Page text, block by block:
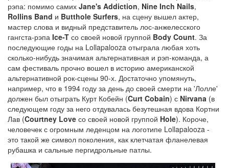
рэпа: помимо самих Jane's Addiction, Nine Inch Nails,
Rollins Band и Butthole Surfers, на сцену вышел актер,
мастер слова и видный представитель лос-анжелесского
гангста-рэпа Ice-T со своей новой группой Body Count. За
последующие годы на Lollapalooza отыграла любая хоть
сколько-нибудь значимая альтернативная и рэп-команда, а
сам фестиваль прочно вошел в историю американской
альтернативной рок-сцены 90-х. Достаточно упомянуть,
например, что в 1994 году за день до своей смерти на 'Лолле'
должен был отыграть Курт Кобейн (Curt Cobain) с Nirvana (в
следующем году за него отдувалась безутешная вдова Кортни
Лав (Courtney Love со своей новой группой Hole). Короче,
человечек с огромным леденцом на логотипе Lollapalooza -
это такой же символ поколения, как клетчатая фланелевая
рубашка и сальные пергидрольные патлы.